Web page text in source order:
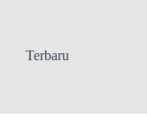
Terbaru